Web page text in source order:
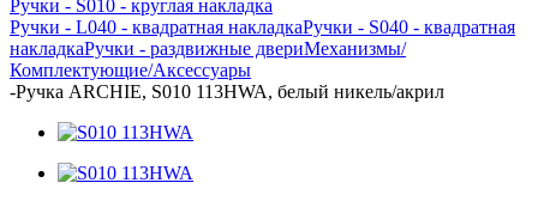
Ручки - S010 - круглая накладка
Ручки - L040 - квадратная накладкаРучки - S040 - квадратная
накладкаРучки - раздвижные двериМеханизмы/
Комплектующие/Аксессуары
-Ручка ARCHIE, S010 113HWA, белый никель/акрил